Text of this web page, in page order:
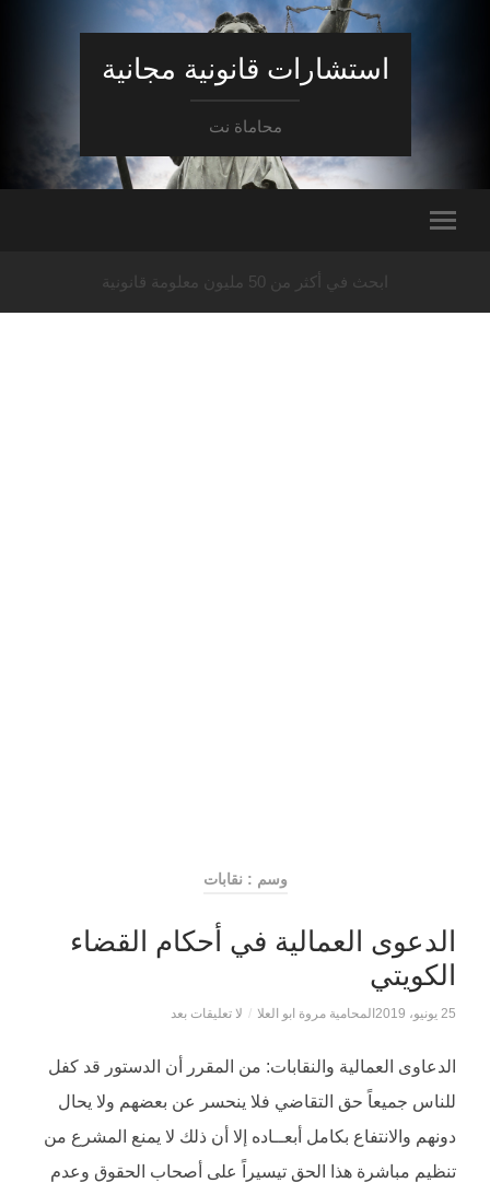
استشارات قانونية مجانية
محاماة نت
ابحث في أكثر من 50 مليون معلومة قانونية
وسم : نقابات
الدعوى العمالية في أحكام القضاء
الكويتي
25 يونيو، 2019 المحامية مروة ابو العلا / لا تعليقات بعد
الدعاوى العمالية والنقابات: من المقرر أن الدستور قد كفل
للناس جميعاً حق التقاضي فلا ينحسر عن بعضهم ولا يحال
دونهم والانتفاع بكامل أبعــاده إلا أن ذلك لا يمنع المشرع من
تنظيم مباشرة هذا الحق تيسيراً على أصحاب الحقوق وعدم